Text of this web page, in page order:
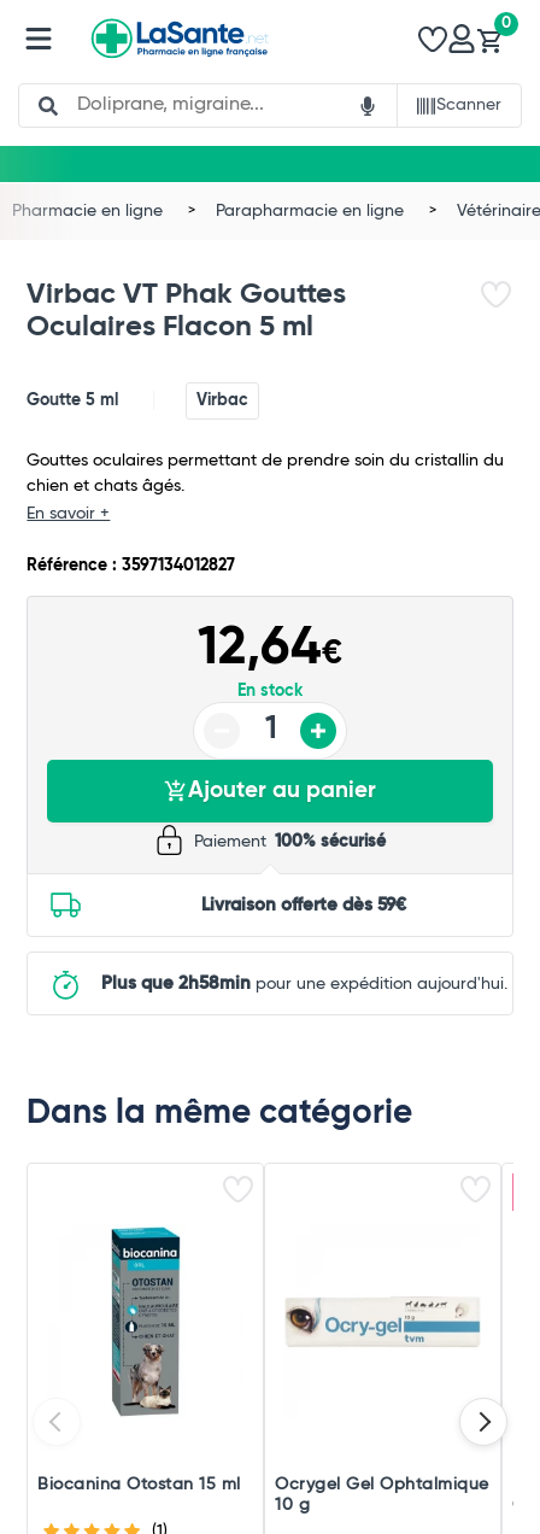
Search
Scanner
0
Total
Pharmacie en ligne Parapharmacie en ligne
Virbac VT Phak Gouttes
Oculaires Flacon 5 ml
Goutte 5 ml Virbac
Gouttes oculaires permettant de prendre soin du cristallin du
chien et chats âgés.
En savoir +
Référence : 3597134012827
12,64€
En stock
Ajouter au panier
Paiement 100% sécurisé
Livraison offerte dès 59€
Plus que 2h58minpour une expédition aujourd'hui.
Dans la même catégorie
Biocanina Otostan 15 ml
Ocrygel Gel Ophtalmique
10 g